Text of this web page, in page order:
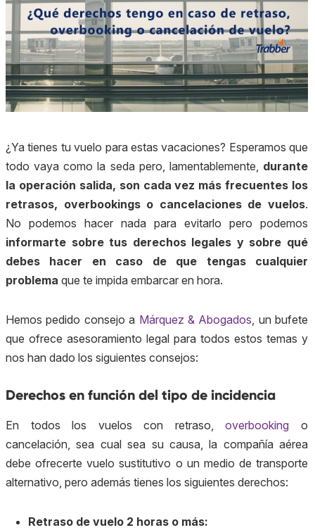
¿Ya tienes tu vuelo para estas vacaciones? Esperamos que
todo vaya como la seda pero, lamentablemente, durante
la operación salida, son cada vez más frecuentes los
retrasos, overbookings o cancelaciones de vuelos.
No podemos hacer nada para evitarlo pero podemos
informarte sobre tus derechos legales y sobre qué
debes hacer en caso de que tengas cualquier
problema que te impida embarcar en hora.
Hemos pedido consejo a Márquez & Abogados , un bufete
que ofrece asesoramiento legal para todos estos temas y
nos han dado los siguientes consejos:
Derechos en función del tipo de incidencia
En todos los vuelos con retraso,overbooking o
cancelación, sea cual sea su causa, la compañía aérea
debe ofrecerte vuelo sustitutivo o un medio de transporte
alternativo, pero además tienes los siguientes derechos:
Retraso de vuelo 2 horas o más: